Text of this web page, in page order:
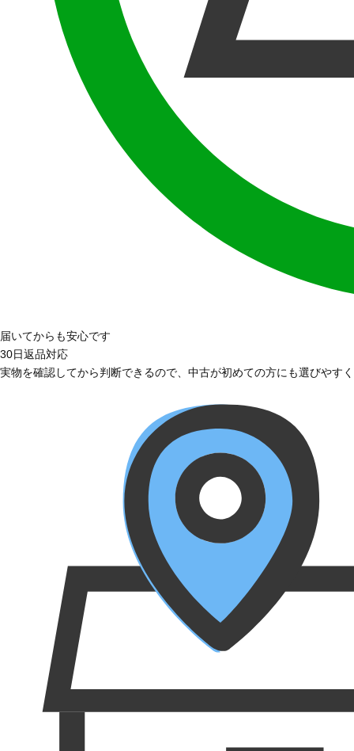
届いてからも安心です
30日返品対応
実物を確認してから判断できるので、中古が初めての方にも選びやす